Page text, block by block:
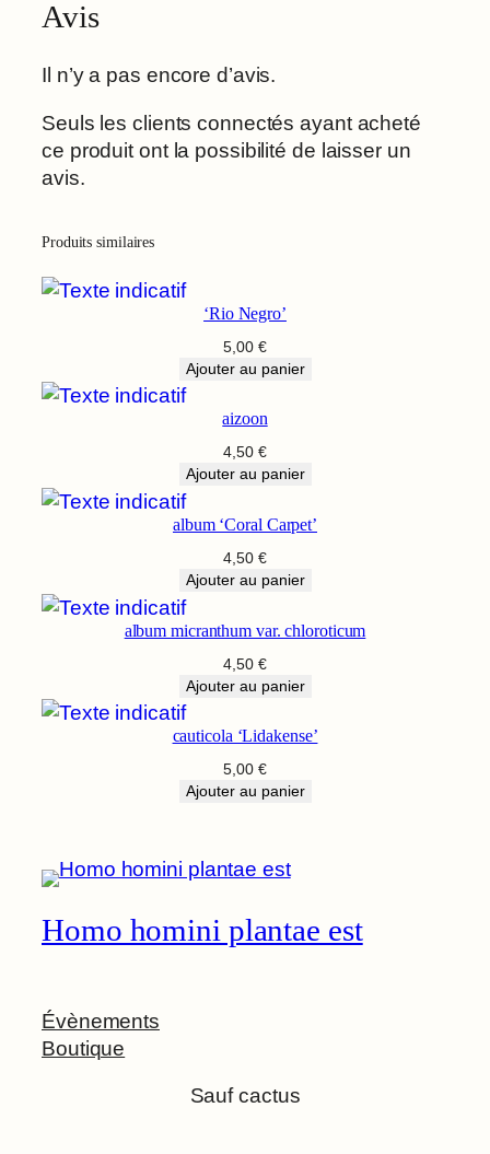
Avis
Il n’y a pas encore d’avis.
Seuls les clients connectés ayant acheté
ce produit ont la possibilité de laisser un
avis.
Produits similaires
‘Rio Negro’
5,00 €
Ajouter au panier
aizoon
4,50 €
Ajouter au panier
album ‘Coral Carpet’
4,50 €
Ajouter au panier
album micranthum var. chloroticum
4,50 €
Ajouter au panier
cauticola ‘Lidakense’
5,00 €
Ajouter au panier
Homo homini plantae est
Évènements
Boutique
Sauf cactus